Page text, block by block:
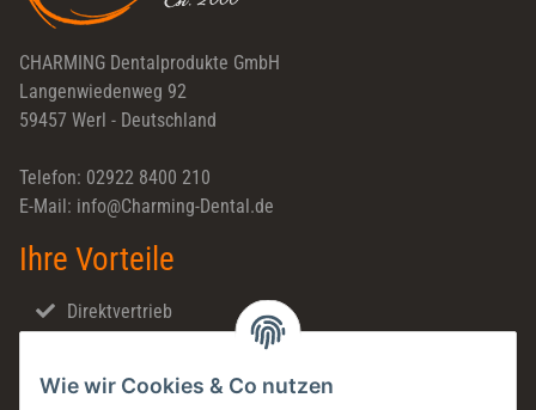
Wie wir Cookies & Co nutzen
CHARMING Dentalprodukte GmbH
Langenwiedenweg 92
59457 Werl - Deutschland
Telefon: 02922 8400 210
E-Mail: info@Charming-Dental.de
Ihre Vorteile
Direktvertrieb
Made in Germany